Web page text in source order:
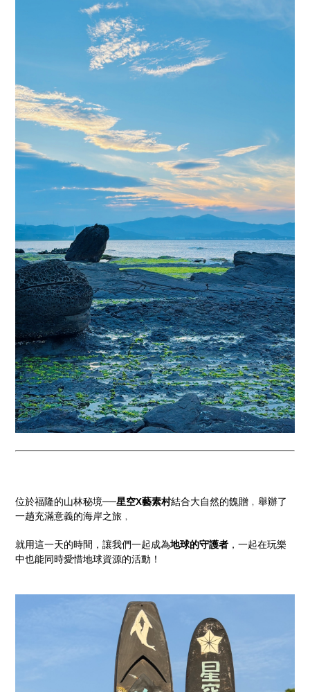
位於福隆的山林秘境──星空X藝素村結合大自然的餽贈﹐舉辦了
一趟充滿意義的海岸之旅﹐
就用這一天的時間，讓我們一起成為地球的守護者 ，一起在玩樂
中也能同時愛惜地球資源的活動！